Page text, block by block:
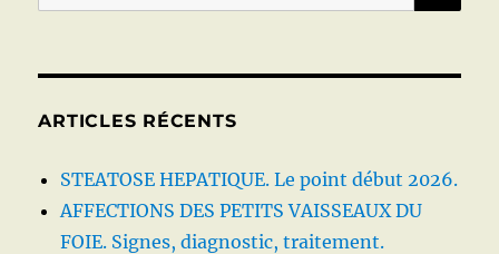
pour :
ARTICLES RÉCENTS
STEATOSE HEPATIQUE. Le point début 2026.
AFFECTIONS DES PETITS VAISSEAUX DU
FOIE. Signes, diagnostic, traitement.